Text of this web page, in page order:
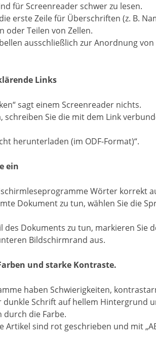
für Screenreader schwer zu lesen.
erste Zeile für Überschriften (z. B.
oder Teilen von Zellen.
ausschließlich zur Anordnung
Links
sagt einem Screenreader nichts.
schreiben Sie die mit dem Link
herunterladen (im ODF-Format)“.
ein
Wörter korrekt
Dokument zu tun, wählen Sie die
des Dokuments zu tun, markieren Sie
Bildschirmrand aus.
und starke Kontraste.
haben Schwierigkeiten,
dunkle Schrift auf hellem Hintergrund
durch die Farbe.
Artikel sind rot geschrieben und mit